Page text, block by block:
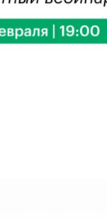
Контакты
RUEN